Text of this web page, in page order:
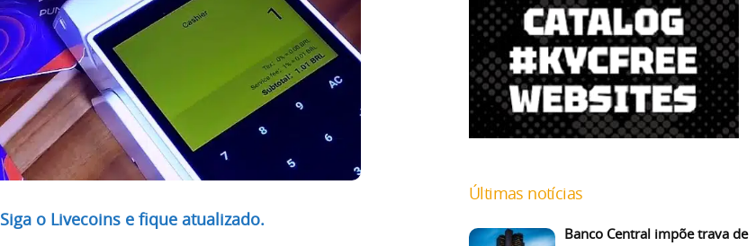
Siga o Livecoins e fique atualizado.
Últimas notícias
Banco Central impõe trava de